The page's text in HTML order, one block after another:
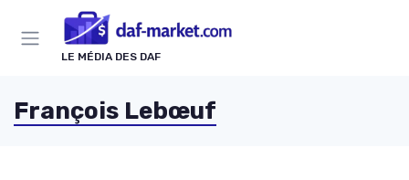
LE MÉDIA DES DAF
François Lebœuf
Panneau de gestion des cookies